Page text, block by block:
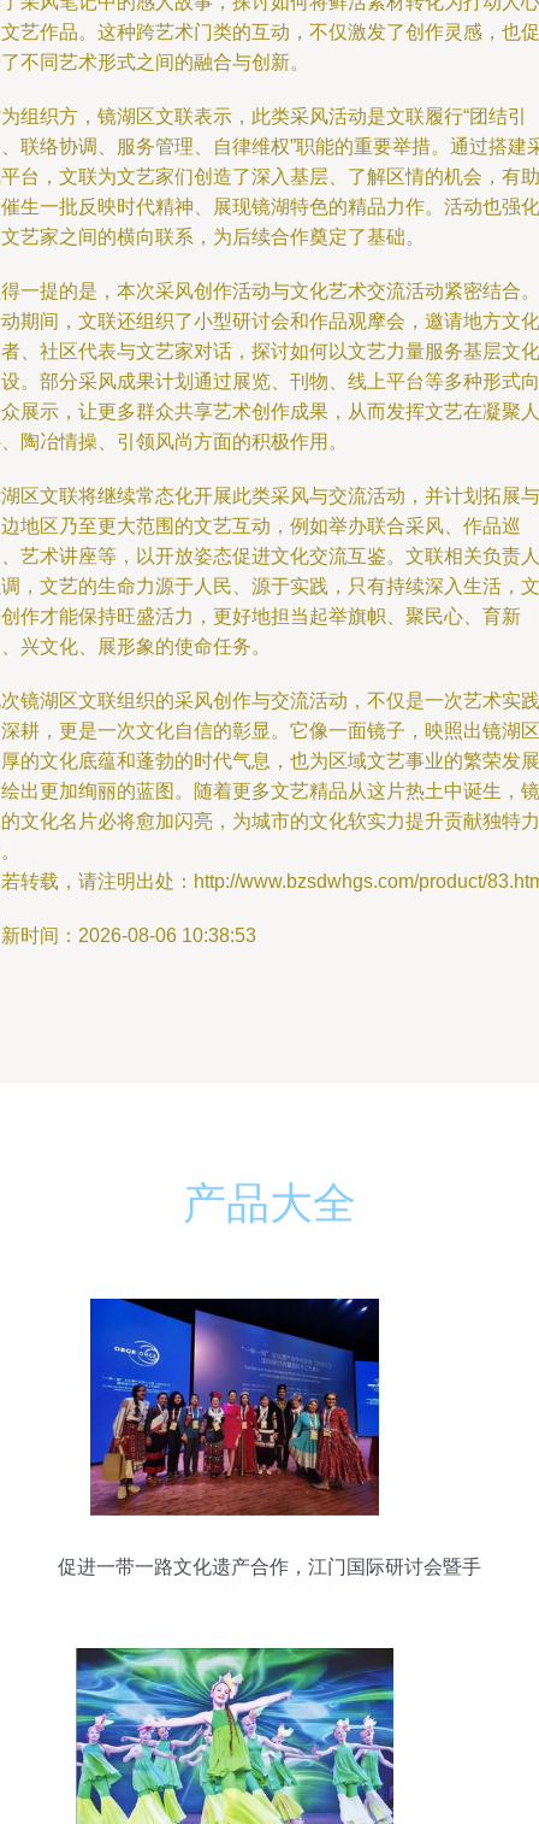
艺作品。这种跨艺术门类的互动，不仅激发了创作灵感，也促
不同艺术形式之间的融合与创新。
组织方，镜湖区文联表示，此类采风活动是文联履行“团结引
联络协调、服务管理、自律维权”职能的重要举措。通过搭建
台，文联为文艺家们创造了深入基层、了解区情的机会，有助
生一批反映时代精神、展现镜湖特色的精品力作。活动也强化
艺家之间的横向联系，为后续合作奠定了基础。
一提的是，本次采风创作活动与文化艺术交流活动紧密结合。
期间，文联还组织了小型研讨会和作品观摩会，邀请地方文化
、社区代表与文艺家对话，探讨如何以文艺力量服务基层文化
。部分采风成果计划通过展览、刊物、线上平台等多种形式向
展示，让更多群众共享艺术创作成果，从而发挥文艺在凝聚人
陶冶情操、引领风尚方面的积极作用。
区文联将继续常态化开展此类采风与交流活动，并计划拓展与
地区乃至更大范围的文艺互动，例如举办联合采风、作品巡
艺术讲座等，以开放姿态促进文化交流互鉴。文联相关负责人
，文艺的生命力源于人民、源于实践，只有持续深入生活，文
作才能保持旺盛活力，更好地担当起举旗帜、聚民心、育新
兴文化、展形象的使命任务。
镜湖区文联组织的采风创作与交流活动，不仅是一次艺术实践
耕，更是一次文化自信的彰显。它像一面镜子，映照出镜湖区
的文化底蕴和蓬勃的时代气息，也为区域文艺事业的繁荣发展
出更加绚丽的蓝图。随着更多文艺精品从这片热土中诞生，镜
文化名片必将愈加闪亮，为城市的文化软实力提升贡献独特力
转载，请注明出处：http://www.bzsdwhgs.com/product/
时间：2026-08-06 10:38:53
产品大全
促进一带一路文化遗产合作，江门国际研讨会暨手